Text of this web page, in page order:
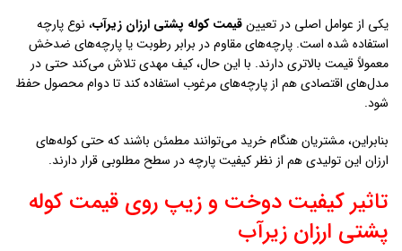
یکی از عوامل اصلی در تعیینقیمت کوله پشتی ارزان زيرآب، نوع پارچه
استفاده شده است. پارچه‌های مقاوم در برابر رطوبت یا پارچه‌های ضدخش
معمولاً قیمت بالاتری دارند. با این حال، کیف مهدی تلاش می‌کند حتی در
مدل‌های اقتصادی هم از پارچه‌های مرغوب استفاده کند تا دوام محصول حفظ
شود.
بنابراین، مشتریان هنگام خرید می‌توانند مطمئن باشند که حتی کوله‌های
ارزان این تولیدی هم از نظر کیفیت پارچه در سطح مطلوبی قرار دارند.
تاثیر کیفیت دوخت و زیپ روی قیمت کوله
پشتی ارزان زيرآب